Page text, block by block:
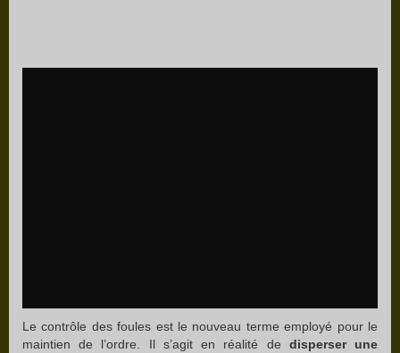
Le contrôle des foules est le nouveau terme employé pour le
maintien de l’ordre. Il s’agit en réalité de disperser une